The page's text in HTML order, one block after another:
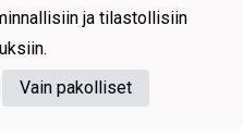
ja tilastollisiin
Vain pakolliset